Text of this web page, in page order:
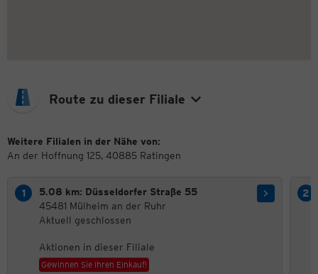
Route zu dieser Filiale
Weitere Filialen in der Nähe von:
An der Hoffnung 125, 40885 Ratingen
5.08 km: Düsseldorfer Straße 55
45481 Mülheim an der Ruhr
Aktuell geschlossen
Aktionen in dieser Filiale
Gewinnen Sie Ihren Einkauf!